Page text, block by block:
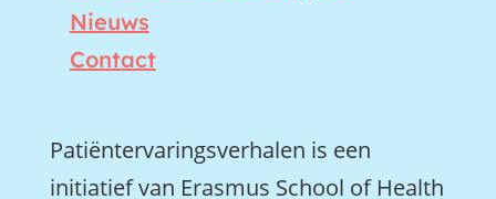
Nieuws
Contact
Patiëntervaringsverhalen is een
initiatief van Erasmus School of Health